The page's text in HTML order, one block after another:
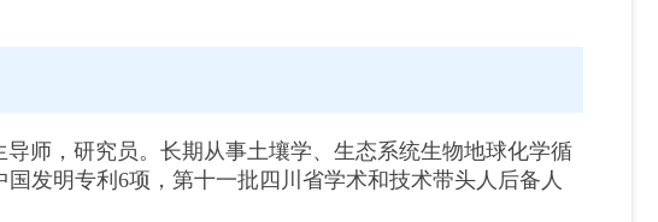
师，研究员。长期从事土壤学、生态系统生物地球化学循
发明专利6项，第十一批四川省学术和技术带头人后备人